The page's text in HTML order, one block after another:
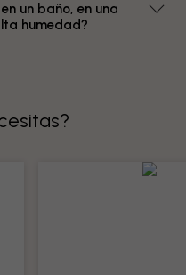
un baño, en una
humedad?